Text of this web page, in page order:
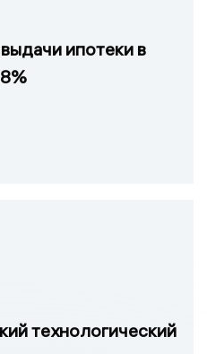
ипотеки в
технологический